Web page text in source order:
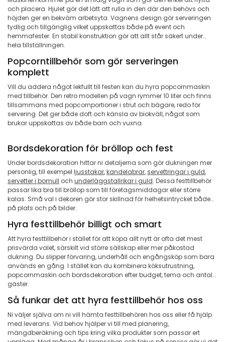
och placera. Hjulet gör det lätt att rulla in den där den behövs och
höjden ger en bekväm arbetsyta. Vagnens design gör serveringen
tydlig och tillgänglig vilket uppskattas både på event och
hemmafester. En stabil konstruktion gör att allt står säkert under
hela tillställningen.
Popcorntillbehör som gör serveringen
komplett
Vill du addera något lekfullt till festen kan du hyra popcornmaskin
med tillbehör. Den retro modellen på vagn rymmer 10 liter och finns
tillsammans med popcornportioner i strut och bägare, redo för
servering. Det ger både doft och känsla av biokväll, något som
brukar uppskattas av både barn och vuxna.
Bordsdekoration för bröllop och fest
Under bordsdekoration hittar ni detaljerna som gör dukningen mer
personlig, till exempel ljusstakar,kandelabrar,servettringar i guld,
servetter i bomull och underläggstallrikar i guld. Dessa festtillbehör
passar lika bra till bröllop som till företagsmiddagar eller större
kalas. Små val i dekoren gör stor skillnad för helhetsintrycket både
på plats och på bilder.
Hyra festtillbehör billigt och smart
Att hyra festtillbehör i stället för att köpa allt nytt är ofta det mest
prisvärda valet, särskilt vid större sällskap eller mer påkostad
dukning. Du slipper förvaring, underhåll och engångsköp som bara
används en gång. I stället kan du kombinera köksutrustning,
popcornmaskin och bordsdekoration efter budget, tema och antal
gäster.
Så funkar det att hyra festtillbehör hos oss
Ni väljer själva om ni vill hämta festtillbehören hos oss eller få hjälp
med leverans. Vid behov hjälper vi till med planering,
mängdberäkning och tips kring vilka produkter som passar ert